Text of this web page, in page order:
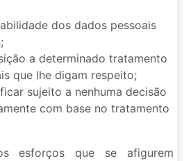
dos dados pessoais
a determinado tratamento
que lhe digam respeito;
sujeito a nenhuma decisão
com base no tratamento
esforços que se afigurem